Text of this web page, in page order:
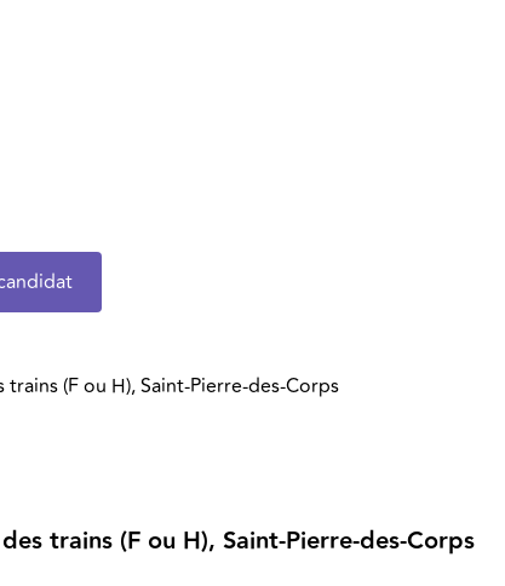
(F ou H), Saint-Pierre-des-Corps
trains (F ou H), Saint-Pierre-des-Corps